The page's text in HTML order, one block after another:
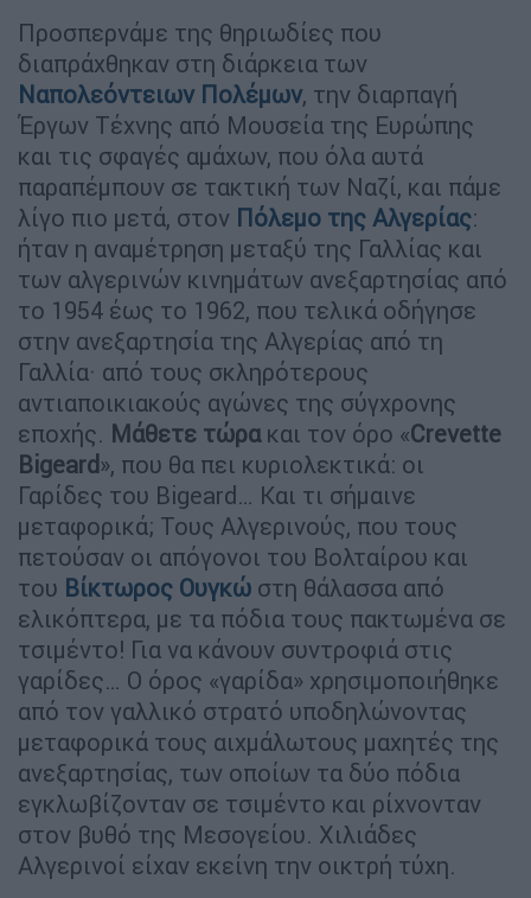
Προσπερνάμε της θηριωδίες που
διαπράχθηκαν στη διάρκεια των
Ναπολεόντειων Πολέμων, την διαρπαγή
Έργων Τέχνης από Μουσεία της Ευρώπης
και τις σφαγές αμάχων, που όλα αυτά
παραπέμπουν σε τακτική των Ναζί, και πάμε
λίγο πιο μετά, στον Πόλεμο της Αλγερίας:
ήταν η αναμέτρηση μεταξύ της Γαλλίας και
των αλγερινών κινημάτων ανεξαρτησίας από
το 1954 έως το 1962, που τελικά οδήγησε
στην ανεξαρτησία της Αλγερίας από τη
Γαλλία· από τους σκληρότερους
αντιαποικιακούς αγώνες της σύγχρονης
εποχής. Μάθετε τώρακαι τον όρο «Crevette
Bigeard», που θα πει κυριολεκτικά: οι
Γαρίδες του Bigeard… Και τι σήμαινε
μεταφορικά; Τους Αλγερινούς, που τους
πετούσαν οι απόγονοι του Βολταίρου και
του Βίκτωρος Ουγκώ στη θάλασσα από
ελικόπτερα, με τα πόδια τους πακτωμένα σε
τσιμέντο! Για να κάνουν συντροφιά στις
γαρίδες… Ο όρος «γαρίδα» χρησιμοποιήθηκε
από τον γαλλικό στρατό υποδηλώνοντας
μεταφορικά τους αιχμάλωτους μαχητές της
ανεξαρτησίας, των οποίων τα δύο πόδια
εγκλωβίζονταν σε τσιμέντο και ρίχνονταν
στον βυθό της Μεσογείου. Χιλιάδες
Αλγερινοί είχαν εκείνη την οικτρή τύχη.